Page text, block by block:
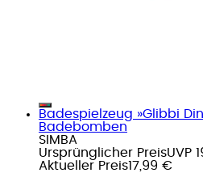
Badespielzeug »Glibbi
Badebomben
SIMBA
Ursprünglicher PreisUVP
Aktueller Preis17,99 €